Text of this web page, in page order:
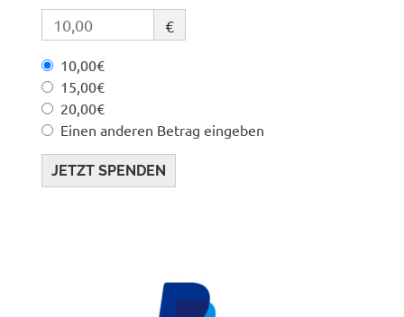
€
10,00€
15,00€
20,00€
Einen anderen Betrag eingeben
JETZT SPENDEN